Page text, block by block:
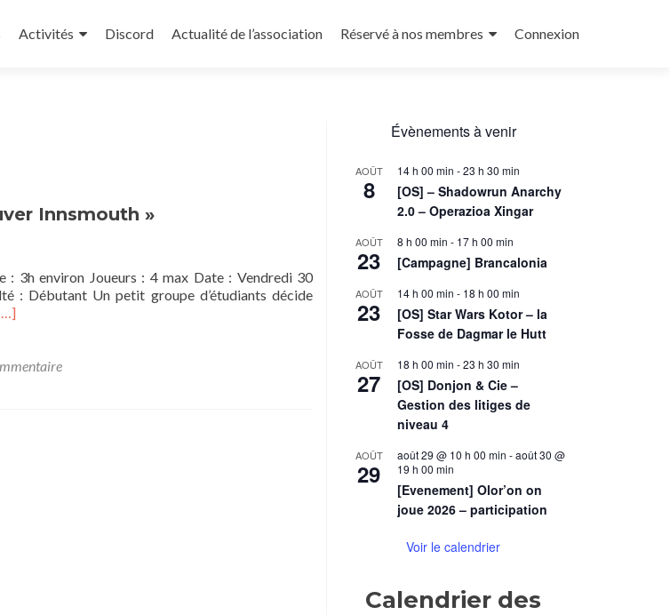
Activités Discord Actualité de l’association Réservé à nos membres Connexion
Innsmouth »
: 3h environ Joueurs : 4 max Date : Vendredi 30
: Débutant Un petit groupe d’étudiants décide
Évènements à venir
AOÛT
8
14 h 00 min -23 h 30 min
[OS] – Shadowrun Anarchy
2.0 – Operazioa Xingar
AOÛT
23
8 h 00 min - 17 h 00 min
[Campagne] Brancalonia
AOÛT
23
14 h 00 min - 18 h 00 min
[OS] Star Wars Kotor – la
Fosse de Dagmar le Hutt
AOÛT
27
18 h 00 min -23 h 30 min
[OS] Donjon & Cie –
Gestion des litiges de
niveau 4
AOÛT
29
août 29 @ 10 h 00 min -août 30 @
19 h 00 min
[Evenement] Olor’on on
joue 2026 – participation
Voir le calendrier
Calendrier des